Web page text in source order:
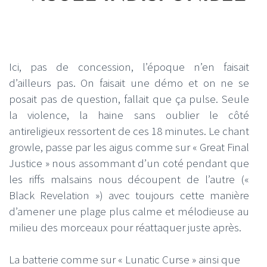
Ici, pas de concession, l’époque n’en faisait
d’ailleurs pas. On faisait une démo et on ne se
posait pas de question, fallait que ça pulse. Seule
la violence, la haine sans oublier le côté
antireligieux ressortent de ces 18 minutes. Le chant
growle, passe par les aigus comme sur « Great Final
Justice » nous assommant d’un coté pendant que
les riffs malsains nous découpent de l’autre («
Black Revelation ») avec toujours cette manière
d’amener une plage plus calme et mélodieuse au
milieu des morceaux pour réattaquer juste après.
La batterie comme sur « Lunatic Curse » ainsi que